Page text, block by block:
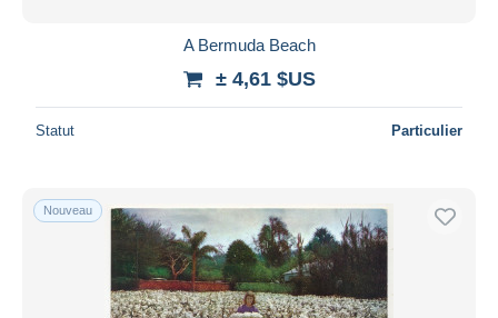
A Bermuda Beach
± 4,61 $US
Statut Particulier
Nouveau